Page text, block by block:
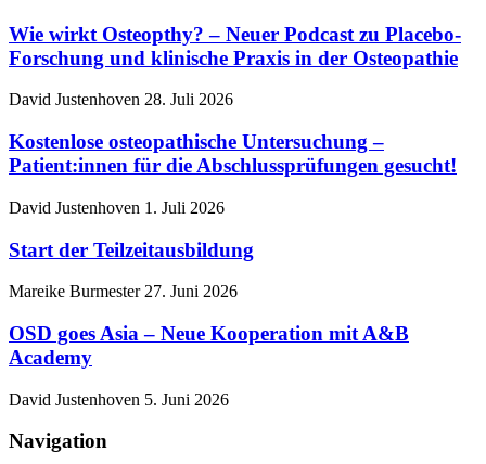
Wie wirkt Osteopthy? – Neuer Podcast zu Placebo-
Forschung und klinische Praxis in der Osteopathie
David Justenhoven 28. Juli 2026
Kostenlose osteopathische Untersuchung –
Patient:innen für die Abschlussprüfungen gesucht!
David Justenhoven 1. Juli 2026
Start der Teilzeitausbildung
Mareike Burmester 27. Juni 2026
OSD goes Asia – Neue Kooperation mit A&B
Academy
David Justenhoven 5. Juni 2026
Navigation